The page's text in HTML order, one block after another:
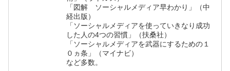
「図解 ソーシャルメディア早わかり」（中
経出版）
「ソーシャルメディアを使っていきなり成功
した人の4つの習慣」（扶桑社）
「ソーシャルメディアを武器にするための１
０ヵ条」（マイナビ）
など多数。